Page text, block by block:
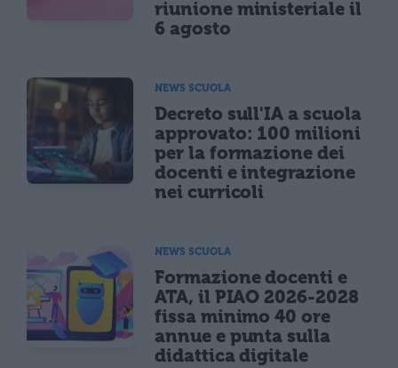
riunione ministeriale il
6 agosto
NEWS SCUOLA
Decreto sull'IA a scuola
approvato: 100 milioni
per la formazione dei
docenti e integrazione
nei curricoli
NEWS SCUOLA
Formazione docenti e
ATA, il PIAO 2026-2028
fissa minimo 40 ore
annue e punta sulla
didattica digitale